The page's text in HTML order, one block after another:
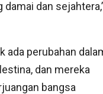
dan
ada perubahan
dan mereka
bangsa